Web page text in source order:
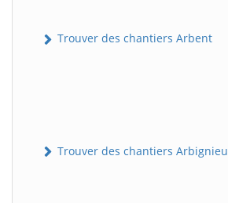
Trouver des chantiers Arbent
Trouver des chantiers Arbignieu